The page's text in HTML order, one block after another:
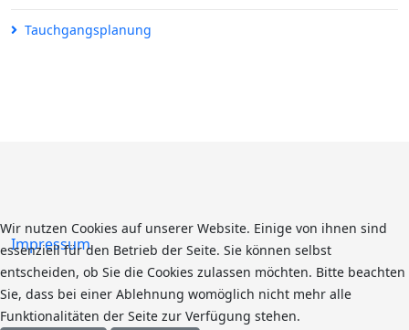
Tauchgangsplanung
Impressum
Wir nutzen Cookies auf unserer Website. Einige von ihnen sind
essenziell für den Betrieb der Seite. Sie können selbst
entscheiden, ob Sie die Cookies zulassen möchten. Bitte beachten
Sie, dass bei einer Ablehnung womöglich nicht mehr alle
Funktionalitäten der Seite zur Verfügung stehen.